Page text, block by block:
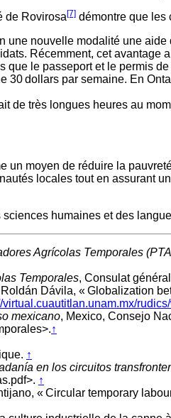
de Rovirosa[7] démontre que les
nouvelle modalité une
Récemment, cet avantage
le passeport et le permis
30 dollars par semaine. En
de très longues heures au
moyen de réduire la
locales tout en assurant
humaines et des
Agrícolas Temporales
Temporales, Consulat
Dávila, « Globalization
virtual.cuautitlan.unam.mx/
mexicano, Mexico, Consejo
↑
↑
en los circuitos
↑
« Circular temporary